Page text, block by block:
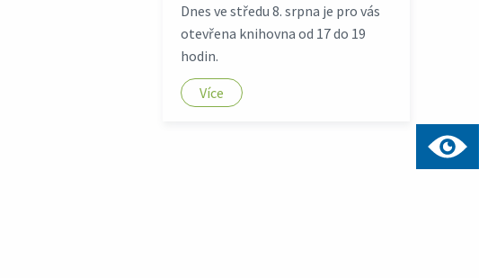
Dnes ve středu 8. srpna je pro vás
otevřena knihovna od 17 do 19
hodin.
Více